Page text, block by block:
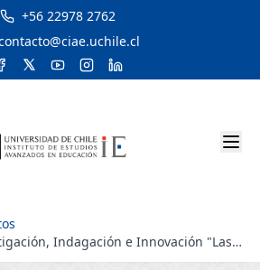
+56 22978 2762
Indagación e Innovación "Las
Género en Educación"